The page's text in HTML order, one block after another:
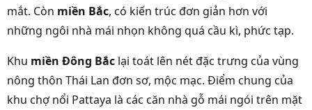
mắt. Còn miền Bắc, có kiến trúc đơn giản hơn với
những ngôi nhà mái nhọn không quá cầu kì, phức tạp.
Khu miền Đông Bắc lại toát lên nét đặc trưng của vùng
nông thôn Thái Lan đơn sơ, mộc mạc. Điểm chung của
khu chợ nổi Pattaya là các căn nhà gỗ mái ngói trên mặt